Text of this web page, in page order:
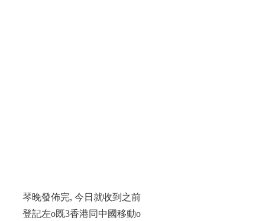
琴晚發佈完, 今日就收到之前
登記左o既3香港同中國移動o